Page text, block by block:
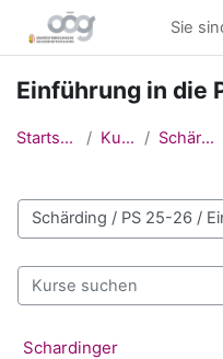
Zum Hauptinhalt
Sie
Einführung in die
Startseite Kurse Schärding
Kursbereiche
Kurse suchen
Schardinger